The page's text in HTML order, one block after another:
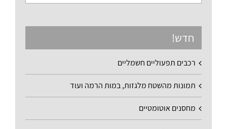
חדש!
רכבים תפעוליים חשמליים
תמונות מהשטח מלגזות, במות הרמה ועוד
מחסנים אוטומטיים